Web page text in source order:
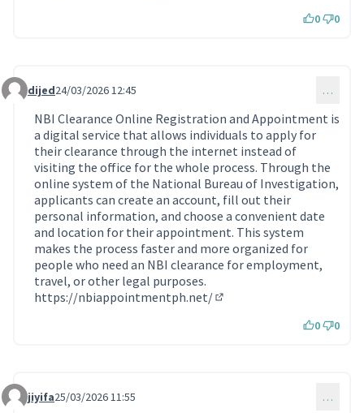
0 0
Commentaire 2212
dijed24/03/2026 12:45 …
NBI Clearance Online Registration and Appointment is
a digital service that allows individuals to apply for
their clearance through the internet instead of
visiting the office for the whole process. Through the
online system of the National Bureau of Investigation,
applicants can create an account, fill out their
personal information, and choose a convenient date
and location for their appointment. This system
makes the process faster and more organized for
people who need an NBI clearance for employment,
travel, or other legal purposes.
https://nbiappointmentph.net/
0 0
Commentaire 2214
jiyifa25/03/2026 11:55 …